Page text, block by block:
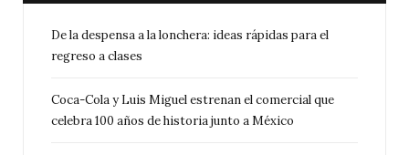
De la despensa a la lonchera: ideas rápidas para el
regreso a clases
Coca-Cola y Luis Miguel estrenan el comercial que
celebra 100 años de historia junto a México